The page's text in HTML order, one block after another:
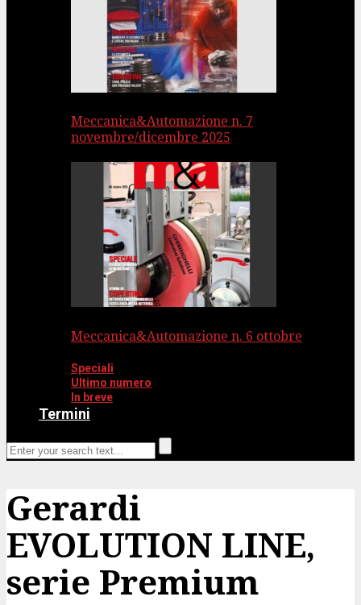
Meccanica&Automazione n. 7
novembre/dicembre 2025
Meccanica&Automazione n. 6 ottobre
Speciali
Ultimo numero
In breve
Termini
Gerardi
EVOLUTION LINE,
serie Premium